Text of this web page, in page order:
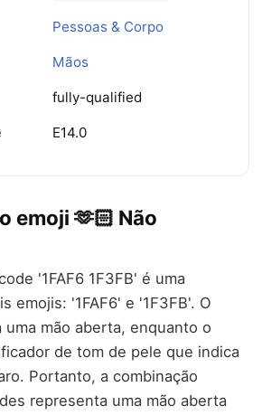
Pessoas & Corpo
Mãos
fully-qualified
E14.0
emoji 🫶🏻 Não
'1FAF6 1F3FB' é uma
emojis: '1FAF6' e '1F3FB'. O
uma mão aberta, enquanto o
de tom de pele que indica
Portanto, a combinação
representa uma mão aberta